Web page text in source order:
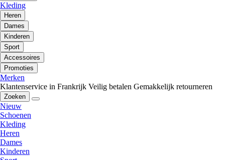
Kleding
Heren
Dames
Kinderen
Sport
Accessoires
Promoties
Merken
Klantenservice in Frankrijk Veilig betalen Gemakkelijk retourneren
Zoeken
Nieuw
Schoenen
Kleding
Heren
Dames
Kinderen